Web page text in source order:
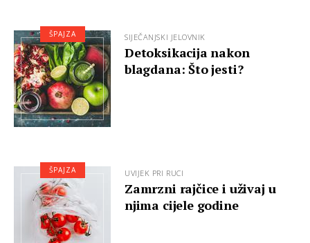
SIJEČANJSKI JELOVNIK
Detoksikacija nakon
blagdana: Što jesti?
ŠPAJZA
UVIJEK PRI RUCI
Zamrzni rajčice i uživaj u
njima cijele godine
ŠPAJZA